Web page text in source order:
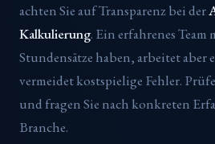
achten Sie auf Transparenz bei der
Kalkulierung. Ein erfahrenes Team
Stundensätze haben, arbeitet
vermeidet kostspielige Fehler.
und fragen Sie nach konkreten
Branche.